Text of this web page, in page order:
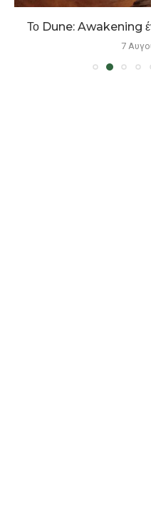
Το Dune: Awakening
7